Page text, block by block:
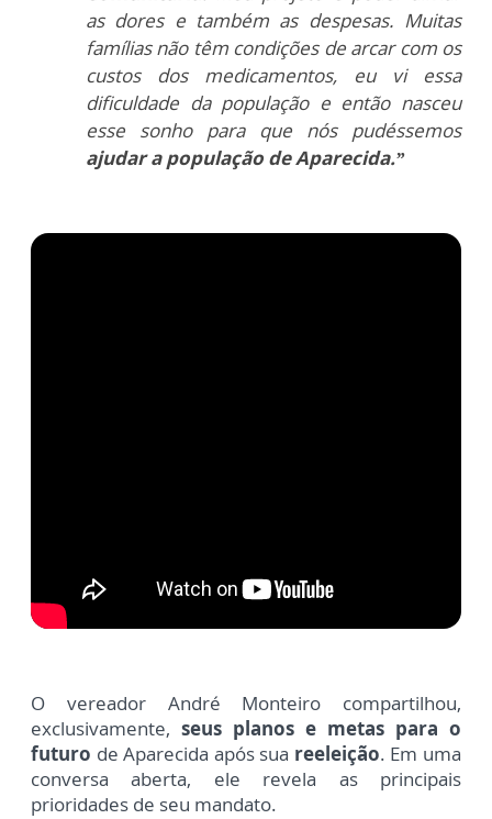
as dores e também as despesas. Muitas
famílias não têm condições de arcar com os
custos dos medicamentos, eu vi essa
dificuldade da população e então nasceu
esse sonho para que nós pudéssemos
ajudar a população de Aparecida.”
O vereador André Monteiro compartilhou,
exclusivamente, seus planos e metas para o
futuro de Aparecida após sua reeleição. Em uma
conversa aberta, ele revela as principais
prioridades de seu mandato.